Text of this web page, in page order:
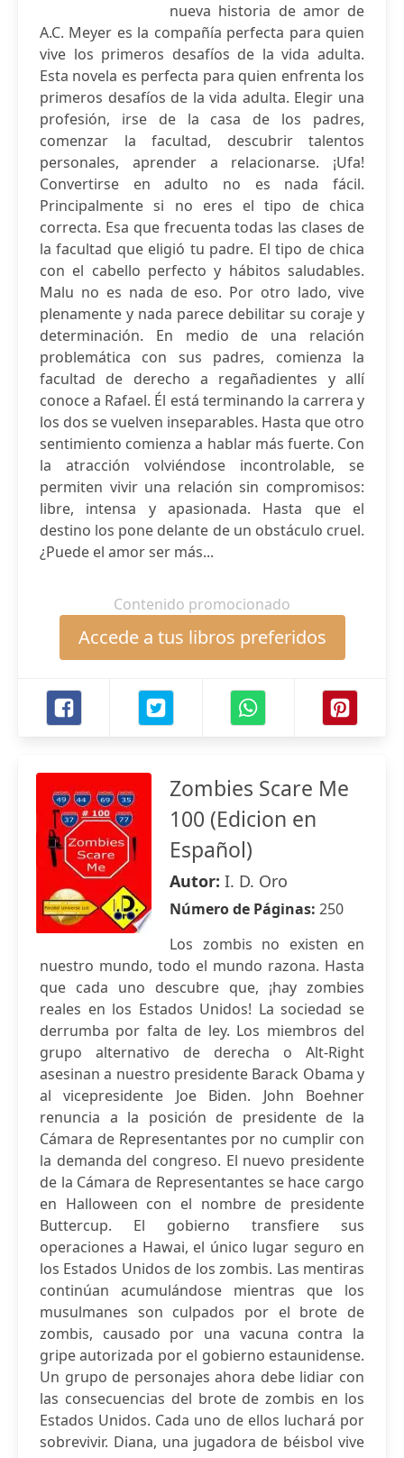
nueva historia de amor de
A.C. Meyer es la compañía perfecta para quien
vive los primeros desafíos de la vida adulta.
Esta novela es perfecta para quien enfrenta los
primeros desafíos de la vida adulta. Elegir una
profesión, irse de la casa de los padres,
comenzar la facultad, descubrir talentos
personales, aprender a relacionarse. ¡Ufa!
Convertirse en adulto no es nada fácil.
Principalmente si no eres el tipo de chica
correcta. Esa que frecuenta todas las clases de
la facultad que eligió tu padre. El tipo de chica
con el cabello perfecto y hábitos saludables.
Malu no es nada de eso. Por otro lado, vive
plenamente y nada parece debilitar su coraje y
determinación. En medio de una relación
problemática con sus padres, comienza la
facultad de derecho a regañadientes y allí
conoce a Rafael. Él está terminando la carrera y
los dos se vuelven inseparables. Hasta que otro
sentimiento comienza a hablar más fuerte. Con
la atracción volviéndose incontrolable, se
permiten vivir una relación sin compromisos:
libre, intensa y apasionada. Hasta que el
destino los pone delante de un obstáculo cruel.
¿Puede el amor ser más...
Contenido promocionado
Accede a tus libros preferidos
Zombies Scare Me
100 (Edicion en
Español)
Autor: I. D. Oro
Número de Páginas: 250
Los zombis no existen en
nuestro mundo, todo el mundo razona. Hasta
que cada uno descubre que, ¡hay zombies
reales en los Estados Unidos! La sociedad se
derrumba por falta de ley. Los miembros del
grupo alternativo de derecha o Alt-Right
asesinan a nuestro presidente Barack Obama y
al vicepresidente Joe Biden. John Boehner
renuncia a la posición de presidente de la
Cámara de Representantes por no cumplir con
la demanda del congreso. El nuevo presidente
de la Cámara de Representantes se hace cargo
en Halloween con el nombre de presidente
Buttercup. El gobierno transfiere sus
operaciones a Hawai, el único lugar seguro en
los Estados Unidos de los zombis. Las mentiras
continúan acumulándose mientras que los
musulmanes son culpados por el brote de
zombis, causado por una vacuna contra la
gripe autorizada por el gobierno estaunidense.
Un grupo de personajes ahora debe lidiar con
las consecuencias del brote de zombis en los
Estados Unidos. Cada uno de ellos luchará por
sobrevivir. Diana, una jugadora de béisbol vive